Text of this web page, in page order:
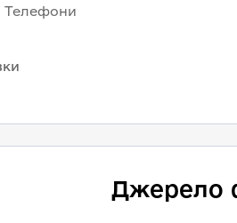
Телефони
Джерело